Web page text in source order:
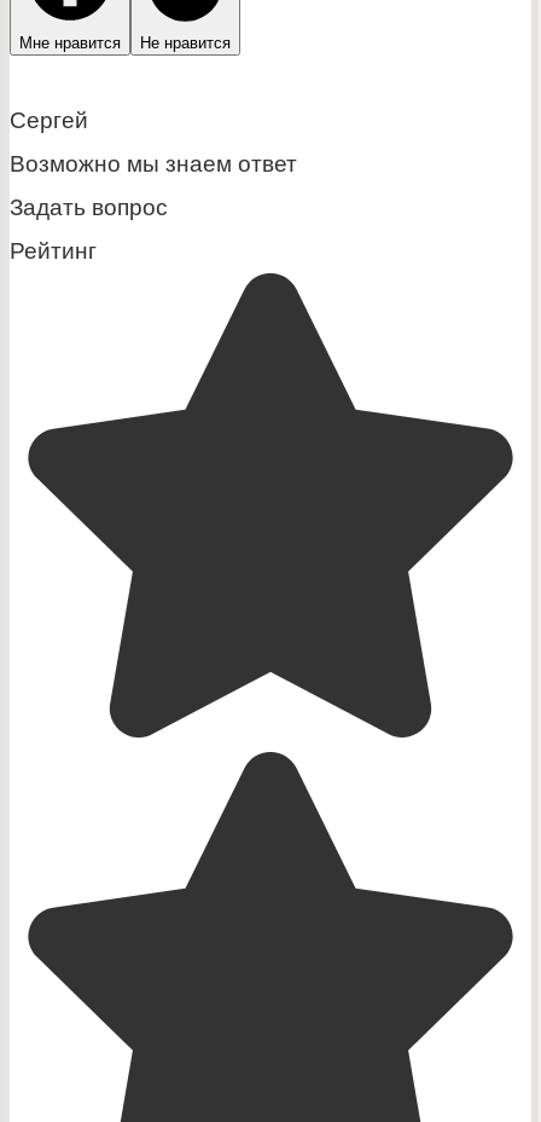
Мне нравится Не нравится
Сергей
Возможно мы знаем ответ
Задать вопрос
Рейтинг